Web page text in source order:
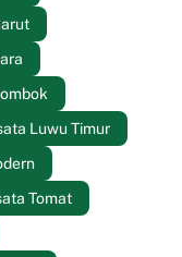
Luwu Timur
Tomat